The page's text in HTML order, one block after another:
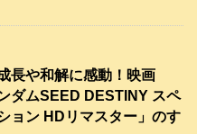
長や和解に感動！映画
ダムSEED DESTINY スペ
ョン HDリマスター」のす